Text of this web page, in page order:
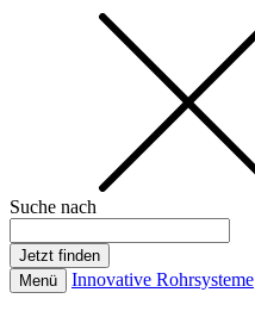
Suche nach
Menü Innovative Rohrsysteme